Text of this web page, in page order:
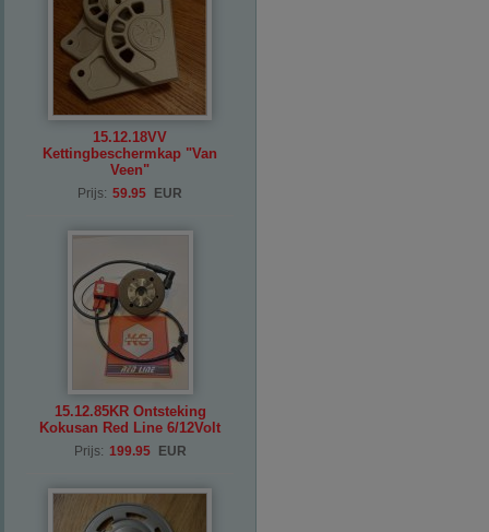
15.12.18VV
Kettingbeschermkap "Van
Veen"
Prijs: 59.95 EUR
15.12.85KR Ontsteking
Kokusan Red Line 6/12Volt
Prijs: 199.95 EUR